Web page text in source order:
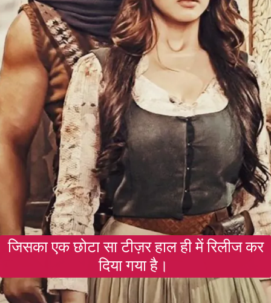
जिसका एक छोटा सा टीज़र हाल ही में रिलीज कर
दिया गया है।